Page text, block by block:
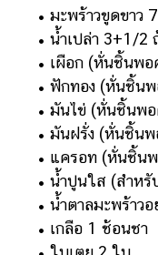
• มะพร้าวขูดขาว
• น้ำเปล่า 3+1/2
• เผือก (หั่นชิ้นพอ
• ฟักทอง (หั่นชิ้นพ
• มันไข่ (หั่นชิ้นพอ
• มันฝรั่ง (หั่นชิ้นพ
• แครอท (หั่นชิ้นพ
• น้ำปูนใส (สำหรั
• น้ำตาลมะพร้าวอ
• เกลือ 1 ช้อนชา